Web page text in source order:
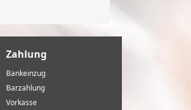
Zahlung
Bankeinzug
Barzahlung
Vorkasse